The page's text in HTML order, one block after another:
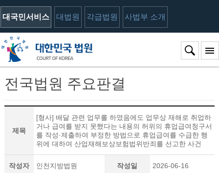
대국민서비스 대법원 각급법원 사법부 소개
전국법원 주요판결
제목
[형사] 배달 관련 업무를 하였음에도 업무상 재해로 취업하
거나 급여를 받지 못했다는 내용의 허위의 휴업급여청구서
를 작성·제출하여 부정한 방법으로 휴업급여를 수급한 행
위에 대하여 산업재해보상보험법위반죄를 선고한 사건
작성자 인천지방법원 작성일 2026-06-16